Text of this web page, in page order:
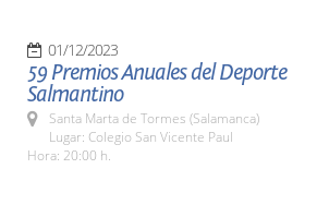
01/12/2023
59 Premios Anuales del Deporte
Salmantino
Santa Marta de Tormes (Salamanca)
Lugar: Colegio San Vicente Paul
Hora: 20:00 h.